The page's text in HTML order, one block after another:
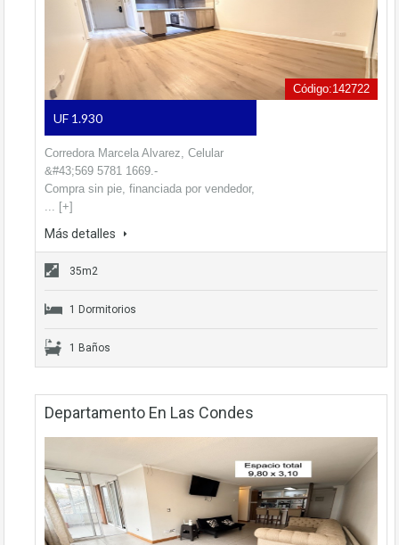
Código:142722
UF 1.930
Corredora Marcela Alvarez, Celular
&#43;569 5781 1669.-
Compra sin pie, financiada por vendedor,
... [+]
Más detalles
35m2
1 Dormitorios
1 Baños
Departamento En Las Condes